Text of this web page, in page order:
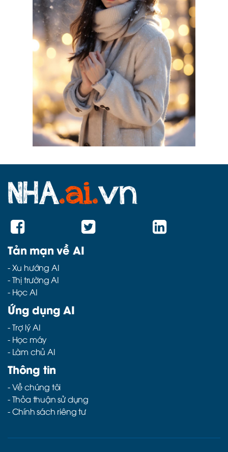
Tản mạn về AI
-Xu hướng AI
-Thị trường AI
- Học AI
Ứng dụng AI
-Trợ lý AI
- Học máy
- Làm chủ AI
Thông tin
- Về chúng tôi
- Thỏa thuận sử dụng
- Chính sách riêng tư